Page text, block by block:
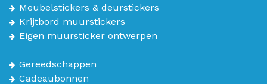
Meubelstickers & deurstickers
Krijtbord muurstickers
Eigen muursticker ontwerpen
Gereedschappen
Cadeaubonnen